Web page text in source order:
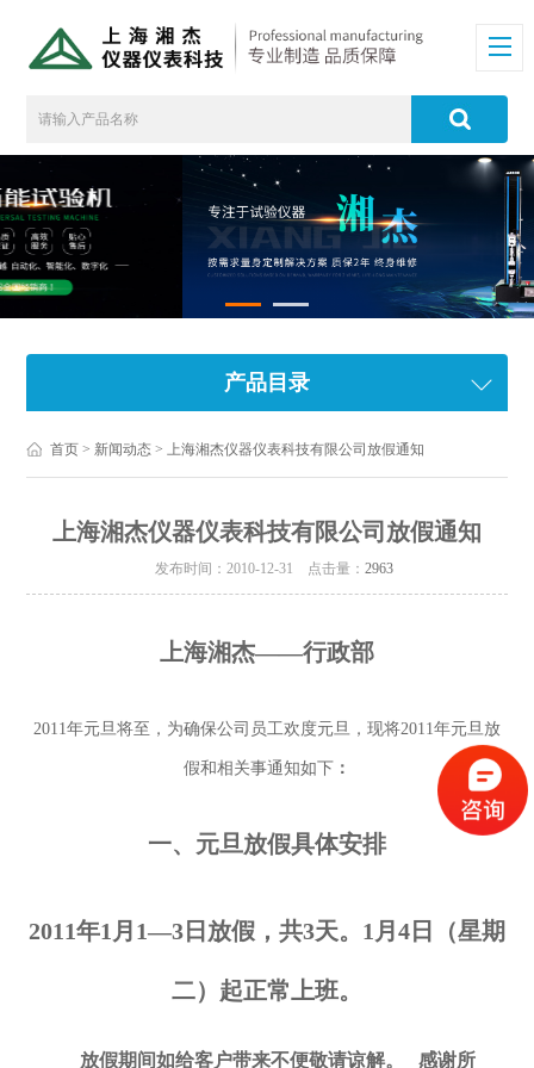
产品目录
首页 > 新闻动态 > 上海湘杰仪器仪表科技有限公司放假通知
上海湘杰仪器仪表科技有限公司放假通知
发布时间：2010-12-31 点击量： 2963
上海湘杰——行政部
2011年元旦将至，为确保公司员工欢度元旦，现将2011年元旦放
假和相关事通知如下 ：
一、元旦放假具体安排
2011年1 月 1—3 日放假，共3天。 1 月 4 日 （星期
二）起正常上班。
放假期间如给客户带来不便敬请谅解。 感谢所